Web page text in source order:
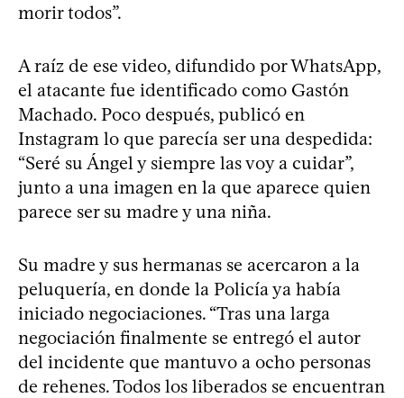
morir todos”.
A raíz de ese video, difundido por WhatsApp,
el atacante fue identificado como Gastón
Machado. Poco después, publicó en
Instagram lo que parecía ser una despedida:
“Seré su Ángel y siempre las voy a cuidar”,
junto a una imagen en la que aparece quien
parece ser su madre y una niña.
Su madre y sus hermanas se acercaron a la
peluquería, en donde la Policía ya había
iniciado negociaciones. “Tras una larga
negociación finalmente se entregó el autor
del incidente que mantuvo a ocho personas
de rehenes. Todos los liberados se encuentran